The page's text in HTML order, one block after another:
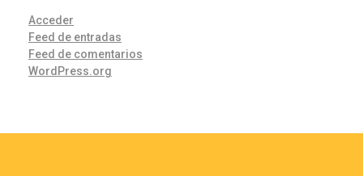
Acceder
Feed de entradas
Feed de comentarios
WordPress.org